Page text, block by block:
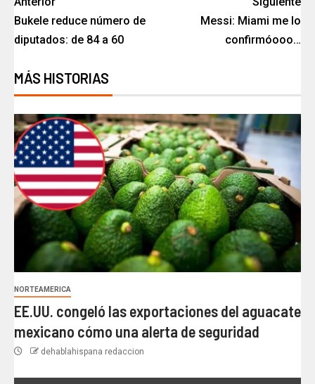
Bukele reduce número de
diputados: de 84 a 60
Messi: Miami me lo
confirmóooo…
MÁS HISTORIAS
NORTEAMERICA
EE.UU. congeló las exportaciones del aguacate
mexicano cómo una alerta de seguridad
dehablahispana redaccion